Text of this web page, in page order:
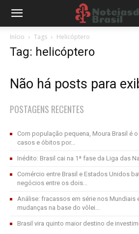
Início Tags Helicóptero
Tag: helicóptero
Não há posts para
POSTAGENS RECENTES
Com população pequena, Moura Brasil é
casos e óbitos por...
Inédito: Brasil cai na 1ª fase da Liga das
Comércio entre Brasil e Estados Unidos
negócios entre os dois...
Análise: fracassos em série nos Mundiais
mudanças na base do vôlei...
Brasil vira quinto maior destino de